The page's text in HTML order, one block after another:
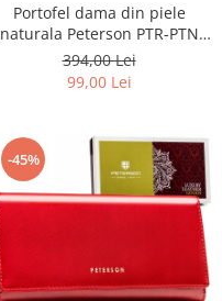
Portofel dama din piele
naturala Peterson PTR-PTN
RD-42-GCL
394,00 Lei
99,00 Lei
-45%